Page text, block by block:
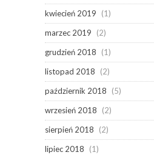
kwiecień 2019
(1)
marzec 2019
(2)
grudzień 2018
(1)
listopad 2018
(2)
październik 2018
(5)
wrzesień 2018
(2)
sierpień 2018
(2)
lipiec 2018
(1)